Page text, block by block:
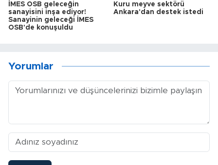
İMES OSB geleceğin
sanayisini inşa ediyor!
Sanayinin geleceği İMES
OSB'de konuşuldu
Kuru meyve sektörü
Ankara'dan destek istedi
Yorumlar